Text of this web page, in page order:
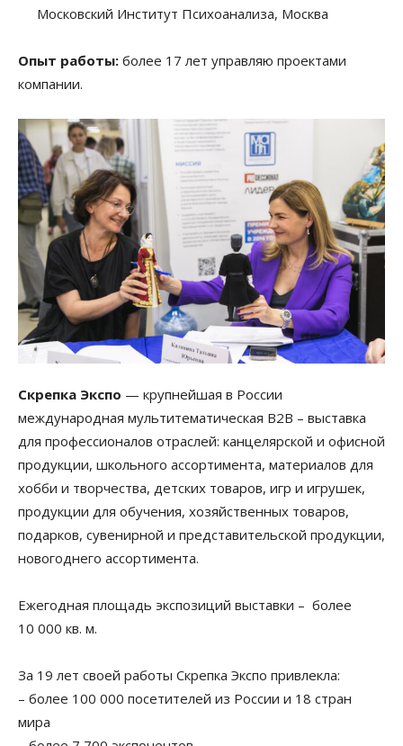
Московский Институт Психоанализа, Москва
Опыт работы: более 17 лет управляю проектами
компании.
Скрепка Экспо — крупнейшая в России
международная мультитематическая B2B – выставка
для профессионалов отраслей: канцелярской и офисной
продукции, школьного ассортимента, материалов для
хобби и творчества, детских товаров, игр и игрушек,
продукции для обучения, хозяйственных товаров,
подарков, сувенирной и представительской продукции,
новогоднего ассортимента.
Ежегодная площадь экспозиций выставки – более
10 000 кв. м.
За 19 лет своей работы Скрепка Экспо привлекла:
– более 100 000 посетителей из России и 18 стран
мира